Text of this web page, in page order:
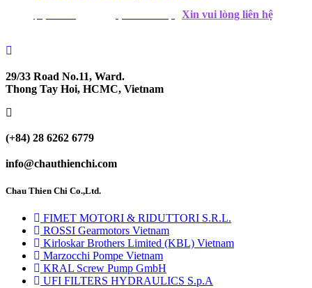
Xin vui lòng liên hệ
29/33 Road No.11, Ward.
Thong Tay Hoi, HCMC, Vietnam
(+84) 28 6262 6779
info@chauthienchi.com
Chau Thien Chi Co.,Ltd.
FIMET MOTORI & RIDUTTORI S.R.L.
ROSSI Gearmotors Vietnam
Kirloskar Brothers Limited (KBL) Vietnam
Marzocchi Pompe Vietnam
KRAL Screw Pump GmbH
UFI FILTERS HYDRAULICS S.p.A